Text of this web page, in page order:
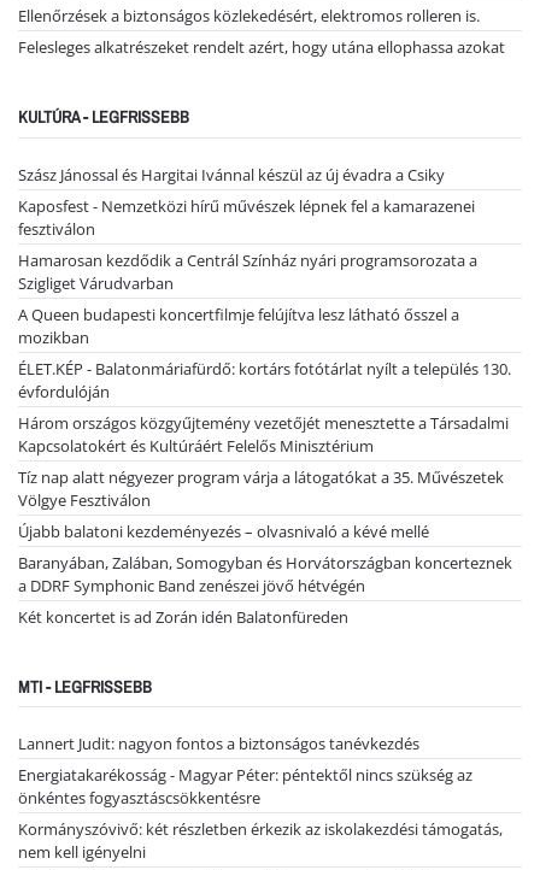
Ellenőrzések a biztonságos közlekedésért, elektromos rolleren is.
Felesleges alkatrészeket rendelt azért, hogy utána ellophassa azokat
KULTÚRA - LEGFRISSEBB
Szász Jánossal és Hargitai Ivánnal készül az új évadra a Csiky
Kaposfest - Nemzetközi hírű művészek lépnek fel a kamarazenei
fesztiválon
Hamarosan kezdődik a Centrál Színház nyári programsorozata a
Szigliget Várudvarban
A Queen budapesti koncertfilmje felújítva lesz látható ősszel a
mozikban
ÉLET.KÉP - Balatonmáriafürdő: kortárs fotótárlat nyílt a település 130.
évfordulóján
Három országos közgyűjtemény vezetőjét menesztette a Társadalmi
Kapcsolatokért és Kultúráért Felelős Minisztérium
Tíz nap alatt négyezer program várja a látogatókat a 35. Művészetek
Völgye Fesztiválon
Újabb balatoni kezdeményezés – olvasnivaló a kévé mellé
Baranyában, Zalában, Somogyban és Horvátországban koncerteznek
a DDRF Symphonic Band zenészei jövő hétvégén
Két koncertet is ad Zorán idén Balatonfüreden
MTI - LEGFRISSEBB
Lannert Judit: nagyon fontos a biztonságos tanévkezdés
Energiatakarékosság - Magyar Péter: péntektől nincs szükség az
önkéntes fogyasztáscsökkentésre
Kormányszóvivő: két részletben érkezik az iskolakezdési támogatás,
nem kell igényelni